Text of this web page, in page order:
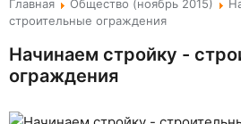
Власть
Жизнь
Главная Общество (ноябрь 2015)
строительные ограждения
Начинаем стройку -
ограждения